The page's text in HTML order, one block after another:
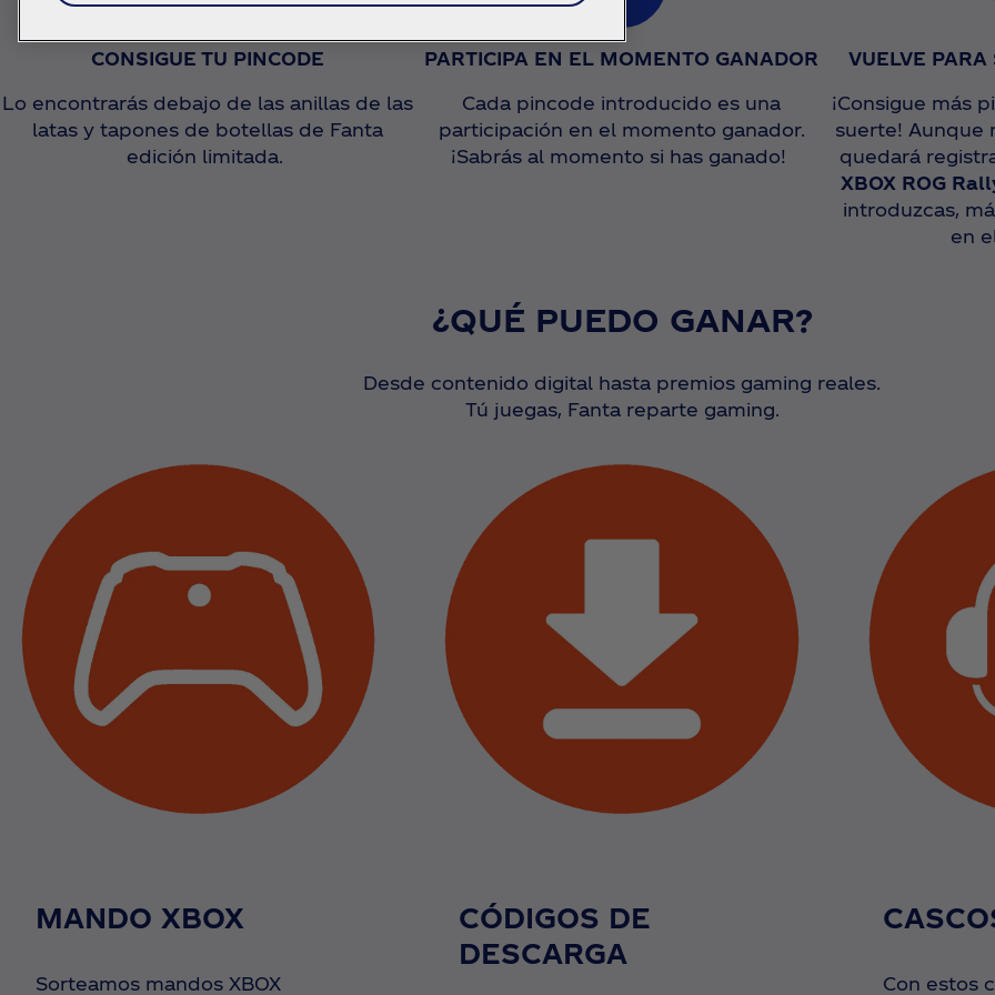
CONSIGUE TU PINCODE
Lo encontrarás debajo de las anillas de las
latas y tapones de botellas de Fanta
edición limitada.
PARTICIPA EN EL MOMENTO GANADOR
Cada pincode introducido es una
participación en el momento ganador.
¡Sabrás al momento si has ganado!
VUELVE PARA
¡Consigue más
suerte! Aunque
quedará
XBOX ROG
introduzcas,
en
¿QUÉ PUEDO GANAR?
Desde contenido digital hasta premios gaming reales.
Tú juegas, Fanta reparte gaming.
MANDO XBOX
Sorteamos mandos XBOX
CÓDIGOS DE
DESCARGA
Con estos